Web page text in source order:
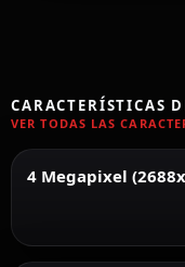
CARACTERÍSTICAS
VER TODAS LAS
4 Megapixel